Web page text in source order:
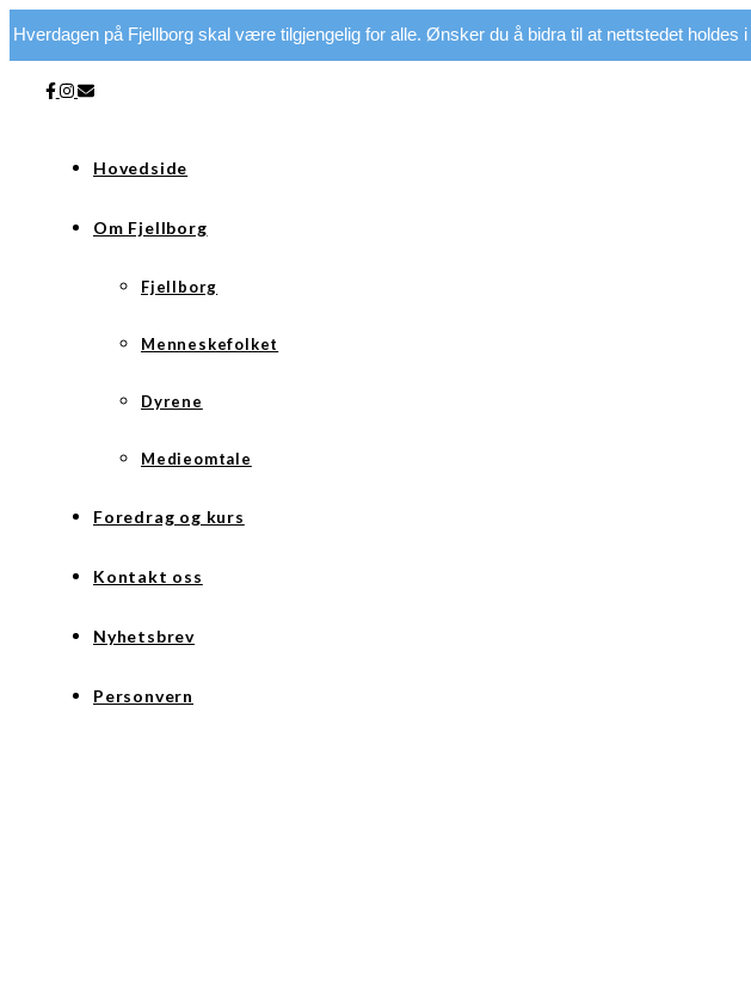
Hverdagen på Fjellborg skal være tilgjengelig for alle. Ønsker du å bidra til at nettstedet
Hovedside
Om Fjellborg
Fjellborg
Menneskefolket
Dyrene
Medieomtale
Foredrag og kurs
Kontakt oss
Nyhetsbrev
Personvern